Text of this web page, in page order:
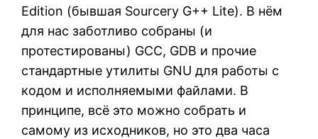
Edition (бывшая Sourcery G++ Lite). В нём
для нас заботливо собраны (и
протестированы) GCC, GDB и прочие
стандартные утилиты GNU для работы с
кодом и исполняемыми файлами. В
принципе, всё это можно собрать и
самому из исходников, но это два часа